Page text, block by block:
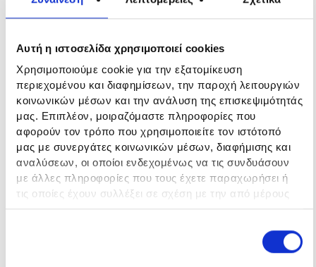
Αυτή η ιστοσελίδα χρησιμοποιεί cookies
Χρησιμοποιούμε cookie για την εξατομίκευση
περιεχομένου και διαφημίσεων, την παροχή λειτουργιών
κοινωνικών μέσων και την ανάλυση της επισκεψιμότητάς
μας. Επιπλέον, μοιραζόμαστε πληροφορίες που
αφορούν τον τρόπο που χρησιμοποιείτε τον ιστότοπό
μας με συνεργάτες κοινωνικών μέσων, διαφήμισης και
αναλύσεων, οι οποίοι ενδεχομένως να τις συνδυάσουν
με άλλες πληροφορίες που τους έχετε παραχωρήσει ή
τις οποίες έχουν συλλέξει σε σχέση με την από μέρους
σας χρήση των υπηρεσιών τους.
ισχυρή
γυναικεία
παρουσία
στον χώρο του
sportscasting
αποκαλύπτει
τις fitness
συνήθειές της